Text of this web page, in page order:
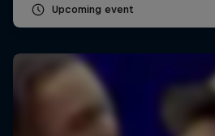
Upcoming event